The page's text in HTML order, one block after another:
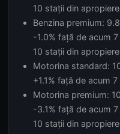
10 stații din
Benzina premium:
-1.0% față de acum
10 stații din
Motorina standard:
+1.1% față de acum
Motorina premium:
-3.1% față de acum
10 stații din